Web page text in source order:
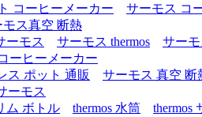
コーヒーメーカー
サーモス コ
モス真空 断熱
ーモス サーモス thermos
サー
ーヒーメーカー
ス ポット 通販
サーモス 真空 断
ーモス
ム ボトル
thermos 水筒
thermos